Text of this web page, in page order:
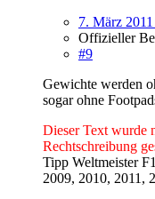
7. März
Offizieller
#9
Gewichte werden
sogar ohne
Dieser Text wurde
Rechtschreibung
Tipp Weltmeister
2009, 2010, 2011,